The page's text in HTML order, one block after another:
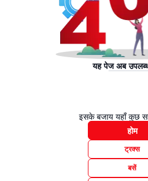
यह पेज अब
इसके बजाय यहाँ कुछ
होम
ट्रक्स
बसें